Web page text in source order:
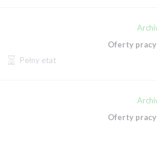
Pełny etat
Oferty pracy
Oferty pracy